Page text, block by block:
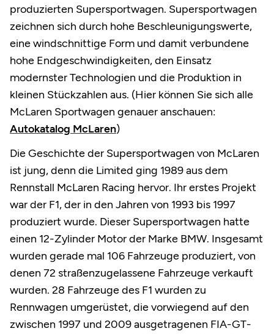
produzierten Supersportwagen. Supersportwagen
zeichnen sich durch hohe Beschleunigungswerte,
eine windschnittige Form und damit verbundene
hohe Endgeschwindigkeiten, den Einsatz
modernster Technologien und die Produktion in
kleinen Stückzahlen aus. (Hier können Sie sich alle
McLaren Sportwagen genauer anschauen:
Autokatalog McLaren)
Die Geschichte der Supersportwagen von McLaren
ist jung, denn die Limited ging 1989 aus dem
Rennstall McLaren Racing hervor. Ihr erstes Projekt
war der F1, der in den Jahren von 1993 bis 1997
produziert wurde. Dieser Supersportwagen hatte
einen 12-Zylinder Motor der Marke BMW. Insgesamt
wurden gerade mal 106 Fahrzeuge produziert, von
denen 72 straßenzugelassene Fahrzeuge verkauft
wurden. 28 Fahrzeuge des F1 wurden zu
Rennwagen umgerüstet, die vorwiegend auf den
zwischen 1997 und 2009 ausgetragenen FIA-GT-